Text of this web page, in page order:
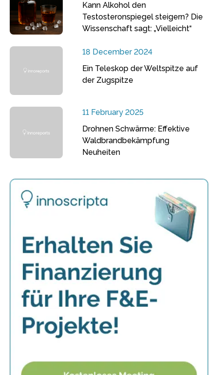
Kann Alkohol den
Testosteronspiegel steigern? Die
Wissenschaft sagt: „Vielleicht“
18 December 2024
Ein Teleskop der Weltspitze auf
der Zugspitze
11 February 2025
Drohnen Schwärme: Effektive
Waldbrandbekämpfung
Neuheiten